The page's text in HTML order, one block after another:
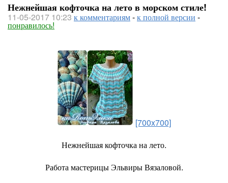
Нежнейшая кофточка на лето в морском стиле!
11-05-2017 10:23 к комментариям-к полной версии -
понравилось!
[700x700]
Нежнейшая кофточка на лето.
Работа мастерицы Эльвиры Вязаловой.